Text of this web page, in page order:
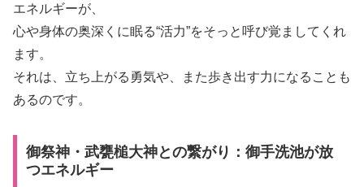
エネルギーが、
心や身体の奥深くに眠る“活力”をそっと呼び覚ましてくれ
ます。
それは、立ち上がる勇気や、また歩き出す力になることも
あるのです。
御祭神・武甕槌大神との繋がり：御手洗池が放
つエネルギー